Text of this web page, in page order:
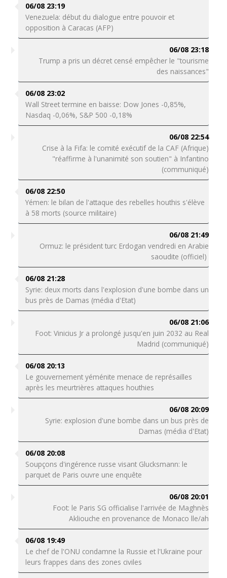
06/08 23:19
Venezuela: début du dialogue entre pouvoir et
opposition à Caracas (AFP)
06/08 23:18
Trump a pris un décret censé empêcher le "tourisme
des naissances"
06/08 23:02
Wall Street termine en baisse: Dow Jones -0,85%,
Nasdaq -0,06%, S&P 500 -0,18%
06/08 22:54
Crise à la Fifa: le comité exécutif de la CAF (Afrique)
"réaffirme à l'unanimité son soutien" à Infantino
(communiqué)
06/08 22:50
Yémen: le bilan de l'attaque des rebelles houthis s'élève
à 58 morts (source militaire)
06/08 21:49
Ormuz: le président turc Erdogan vendredi en Arabie
saoudite (officiel)
06/08 21:28
Syrie: deux morts dans l'explosion d'une bombe dans un
bus près de Damas (média d'Etat)
06/08 21:06
Foot: Vinicius Jr a prolongé jusqu'en juin 2032 au Real
Madrid (communiqué)
06/08 20:13
Le gouvernement yéménite menace de représailles
après les meurtrières attaques houthies
06/08 20:09
Syrie: explosion d'une bombe dans un bus près de
Damas (média d'Etat)
06/08 20:08
Soupçons d'ingérence russe visant Glucksmann: le
parquet de Paris ouvre une enquête
06/08 20:01
Foot: le Paris SG officialise l'arrivée de Maghnès
Akliouche en provenance de Monaco lle/ah
06/08 19:49
Le chef de l'ONU condamne la Russie et l'Ukraine pour
leurs frappes dans des zones civiles